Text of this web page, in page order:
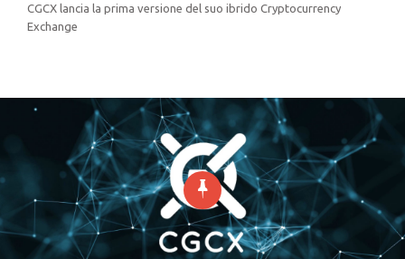
CGCX lancia la prima versione del suo ibrido Cryptocurrency
Exchange